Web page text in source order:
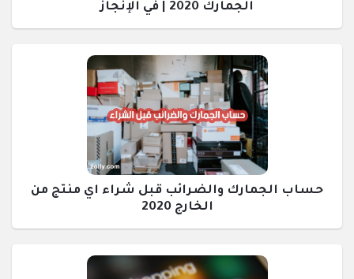
الجمارك 2020 | في الإنجاز
حساب الجمارك والضرائب قبل شراء اي منتج من
الخارج 2020